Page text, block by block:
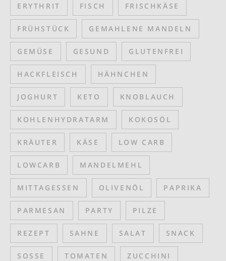
ERYTHRIT FISCH FRISCHKÄSE
FRÜHSTÜCK GEMAHLENE MANDELN
GEMÜSE GESUND GLUTENFREI
HACKFLEISCH HÄHNCHEN
JOGHURT KETO KNOBLAUCH
KOHLENHYDRATARM KOKOSÖL
KRÄUTER KÄSE LOW CARB
LOWCARB MANDELMEHL
MITTAGESSEN OLIVENÖL PAPRIKA
PARMESAN PARTY PILZE
REZEPT SAHNE SALAT SNACK
SOSSE TOMATEN ZUCCHINI